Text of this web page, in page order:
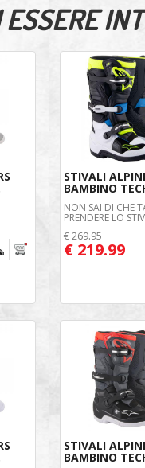
STIVALI
BAMBINO
NON SAI DI CHE
PRENDERE LO
€ 269.95
€ 219.99
STIVALI
BAMBINO